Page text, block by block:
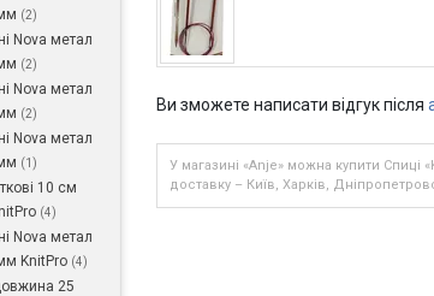
(2)
Nova метал
(2)
Nova метал
(2)
Nova метал
(1)
10 см
(4)
Nova метал
KnitPro (4)
25
Ви зможете написати відгук після
У магазині «Anje» можна купити Спиці
доставку – Київ, Харків,